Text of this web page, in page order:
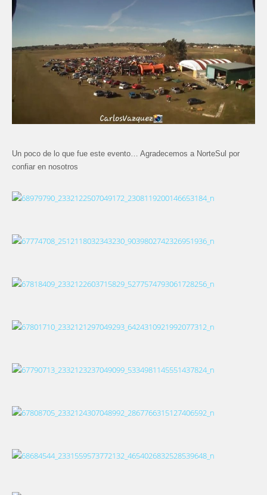
Un poco de lo que fue este evento… Agradecemos a NorteSul por
confiar en nosotros